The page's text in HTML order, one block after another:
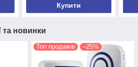
Купити
та новинки
Топ продажів –25%